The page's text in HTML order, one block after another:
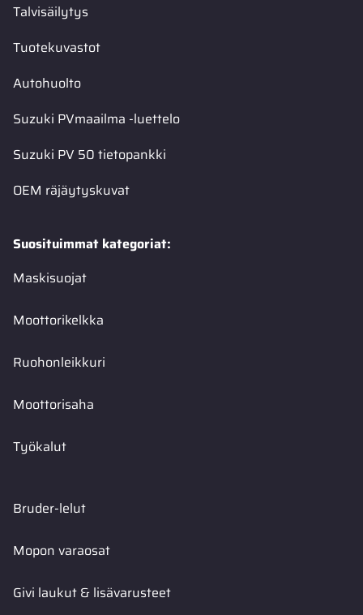
Talvisäilytys
Tuotekuvastot
Autohuolto
Suzuki PVmaailma -luettelo
Suzuki PV 50 tietopankki
OEM räjäytyskuvat
Suosituimmat kategoriat:
Maskisuojat
Moottorikelkka
Ruohonleikkuri
Moottorisaha
Työkalut
Bruder-lelut
Mopon varaosat
Givi laukut & lisävarusteet